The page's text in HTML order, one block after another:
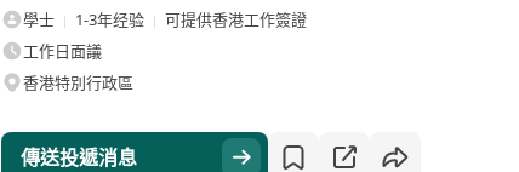
學士
1-3年经验
可提供香港工作簽證
工作日面議
香港特別行政區
傳送投遞消息